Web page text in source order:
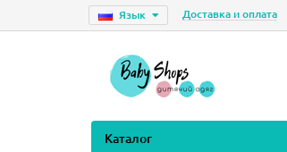
Язык Доставка и оплата
Каталог